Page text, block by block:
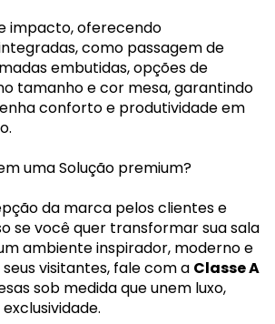
impacto, oferecendo
como passagem de
embutidas, opções de
tamanho e cor mesa, garantindo
conforto e produtividade em
uma Solução premium?
da marca pelos clientes e
se você quer transformar sua sala
ambiente inspirador, moderno e
visitantes, fale com a Classe A
sob medida que unem luxo,